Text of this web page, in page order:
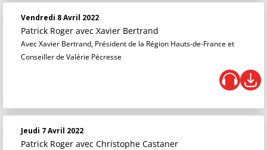
Vendredi 8 Avril 2022
Patrick Roger avec Xavier Bertrand
Avec Xavier Bertrand, Président de la Région Hauts-de-France et
Conseiller de Valérie Pécresse
Jeudi 7 Avril 2022
Patrick Roger avec Christophe Castaner